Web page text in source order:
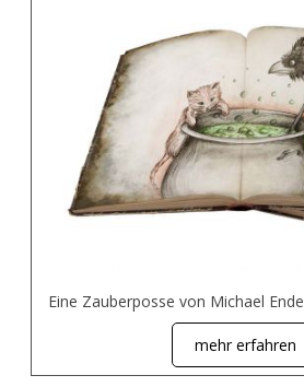
Eine Zauberposse von Michael Ende
mehr erfahren